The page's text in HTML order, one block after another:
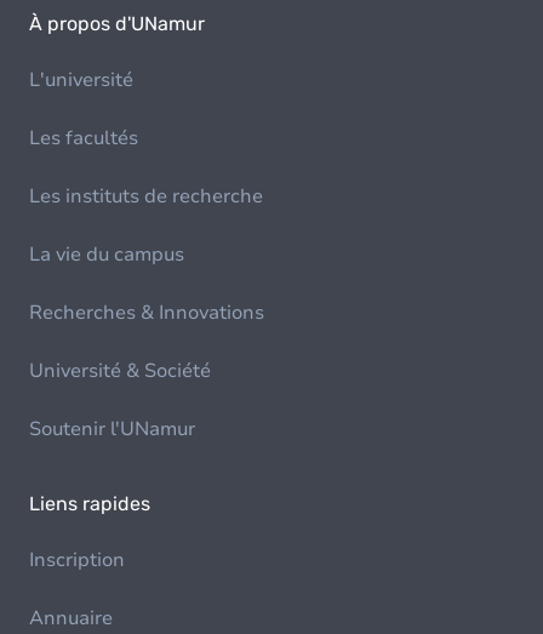
À propos d'UNamur
L'université
Les facultés
Les instituts de recherche
La vie du campus
Recherches & Innovations
Université & Société
Soutenir l'UNamur
Liens rapides
Inscription
Annuaire